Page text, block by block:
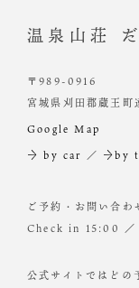
温泉山荘
〒989-0916
宮城県刈田郡蔵王
Google Map
→ by car ／ →by
ご予約・お問い合わ
Check in 15:00
公式サイトではどの